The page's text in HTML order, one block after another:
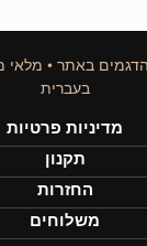
באתר • מלאי
בעברית
מדיניות פרטיות
תקנון
החזרות
משלוחים